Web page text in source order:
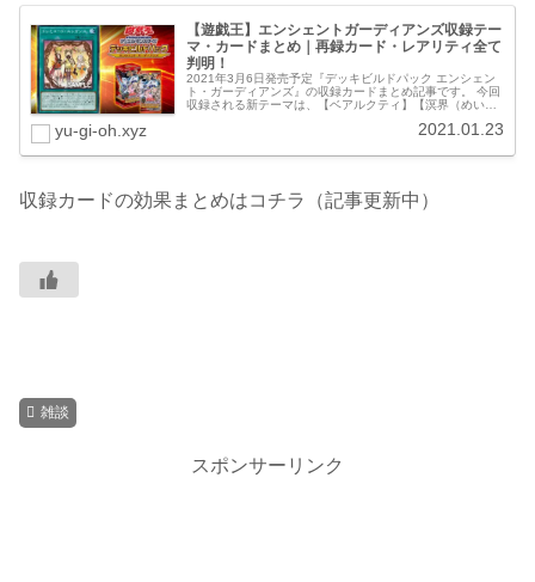
【遊戯王】エンシェントガーディアンズ収録テー
マ・カードまとめ｜再録カード・レアリティ全て
判明！
2021年3月6日発売予定『デッキビルドパック エンシェン
ト・ガーディアンズ』の収録カードまとめ記事です。 今回
収録される新テーマは、【ベアルクティ】【溟界（めいか
yu-gi-oh.xyz 2021.01.23
収録カードの効果まとめはコチラ（記事更新中）
雑談
スポンサーリンク